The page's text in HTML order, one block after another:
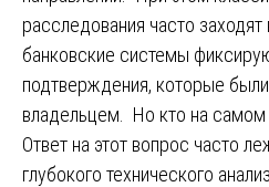
расследования часто заходят
банковские системы
подтверждения, которые
владельцем. Но кто на самом
Ответ на этот вопрос часто
глубокого технического